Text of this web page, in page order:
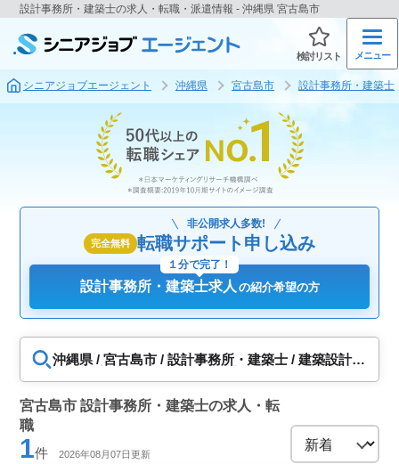
設計事務所・建築士の求人・転職・派遣情報 - 沖縄県 宮古島市
検討リスト メニュー
シニアジョブエージェント 沖縄県 宮古島市 設計事務所・建築士
完全無料
非公開求人多数!
転職サポート申し込み
設計事務所・建築士求人 の紹介希望の方
１分で完了！
沖縄県 / 宮古島市 / 設計事務所・建築士 / 建築設計、
宮古島市 設計事務所・建築士の求人・転
職
1件 2026年08月07日更新